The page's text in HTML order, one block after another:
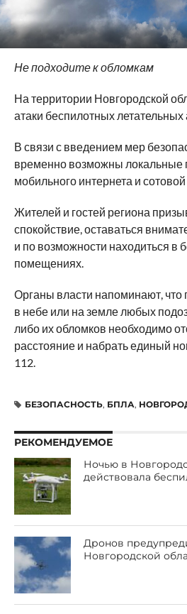
Не подходите к обломкам
На территории Новгородской
атаки беспилотных летательных
В связи с введением мер
временно возможны локальные
мобильного интернета и сотовой
Жителей и гостей региона
спокойствие, оставаться
и по возможности находиться в
помещениях.
Органы власти напоминают, что
в небе или на земле любых
либо их обломков необходимо
расстояние и набрать единый
112.
БЕЗОПАСНОСТЬ, БПЛА,
РЕКОМЕНДУЕМОЕ
Ночью в
действовала
Дронов
Новгородской